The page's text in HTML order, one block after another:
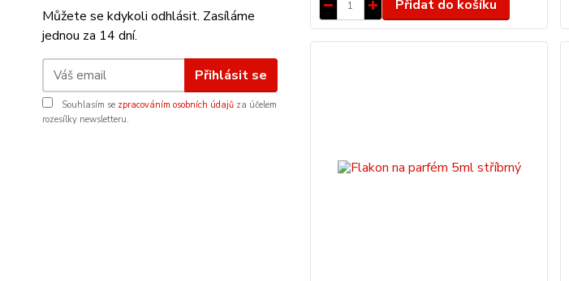
Můžete se kdykoli odhlásit. Zasíláme
jednou za 14 dní.
Přihlásit se
Souhlasím se zpracováním osobních údajů za účelem
rozesílky newsletteru.
Přidat do košíku